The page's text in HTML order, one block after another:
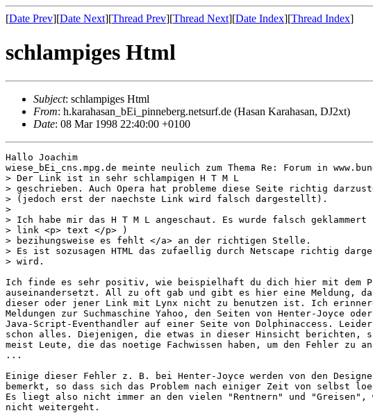
[Date Prev][Date Next][Thread Prev][Thread Next][Date Index][Thread Index]
schlampiges Html
Subject: schlampiges Html
From: h.karahasan_bEi_pinneberg.netsurf.de (Hasan Karahasan, DJ2xt)
Date: 08 Mar 1998 22:40:00 +0100
Hallo Joachim
wiese_bEi_cns.mpg.de meinte neulich zum Thema Re: Forum in
> Der Link ist in sehr schlampigen H T M L
> geschrieben. Auch Opera hat probleme diese Seite richtig
> (jedoch erst der naechste Link wird falsch dargestellt).
>
> Ich habe mir das H T M L angeschaut. Es wurde falsch geklammert
> link <p> text </p> )
> bezihungsweise es fehlt </a> an der richtigen Stelle.
> Es ist sozusagen HTML das zufaellig durch Netscape richtig
> wird.
Ich finde es sehr positiv, wie beispielhaft du dich hier mit dem
auseinandersetzt. All zu oft gab und gibt es hier eine Meldung,
dieser oder jener Link mit Lynx nicht zu benutzen ist. Ich
Meldungen zur Suchmaschine Yahoo, den Seiten von Henter-Joyce oder
Java-Script-Eventhandler auf einer Seite von Dolphinaccess. Leider
schon alles. Diejenigen, die etwas in dieser Hinsicht berichten,
meist Leute, die das noetige Fachwissen haben, um den Fehler zu
...
Einige dieser Fehler z. B. bei Henter-Joyce werden von den
bemerkt, so dass sich das Problem nach einiger Zeit von selbst
Es liegt also nicht immer an den vielen "Rentnern" und "Greisen",
nicht weitergeht.